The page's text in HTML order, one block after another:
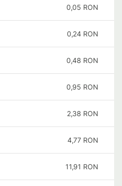
0,05 RON
0,24 RON
0,48 RON
0,95 RON
2,38 RON
4,77 RON
11,91 RON